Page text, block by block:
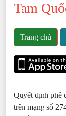
Tam
Trang chủ
Quyết định phê
trên mạng số